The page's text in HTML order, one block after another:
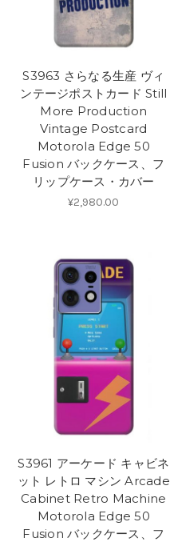
S3963 さらなる生産 ヴィ
ンテージポストカード Still
More Production
Vintage Postcard
Motorola Edge 50
Fusion バックケース、フ
リップケース・カバー
¥2,980.00
S3961 アーケード キャビネ
ット レトロ マシン Arcade
Cabinet Retro Machine
Motorola Edge 50
Fusion バックケース、フ